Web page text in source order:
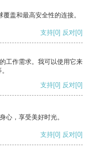
盖和最高安全性的连接。
支持[0] 反对[0]
工作需求。我可以使用它来
支持[0] 反对[0]
心，享受美好时光。
支持[0] 反对[0]